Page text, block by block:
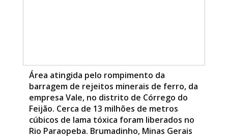
Área atingida pelo rompimento da
barragem de rejeitos minerais de ferro, da
empresa Vale, no distrito de Córrego do
Feijão. Cerca de 13 milhões de metros
cúbicos de lama tóxica foram liberados no
Rio Paraopeba. Brumadinho, Minas Gerais